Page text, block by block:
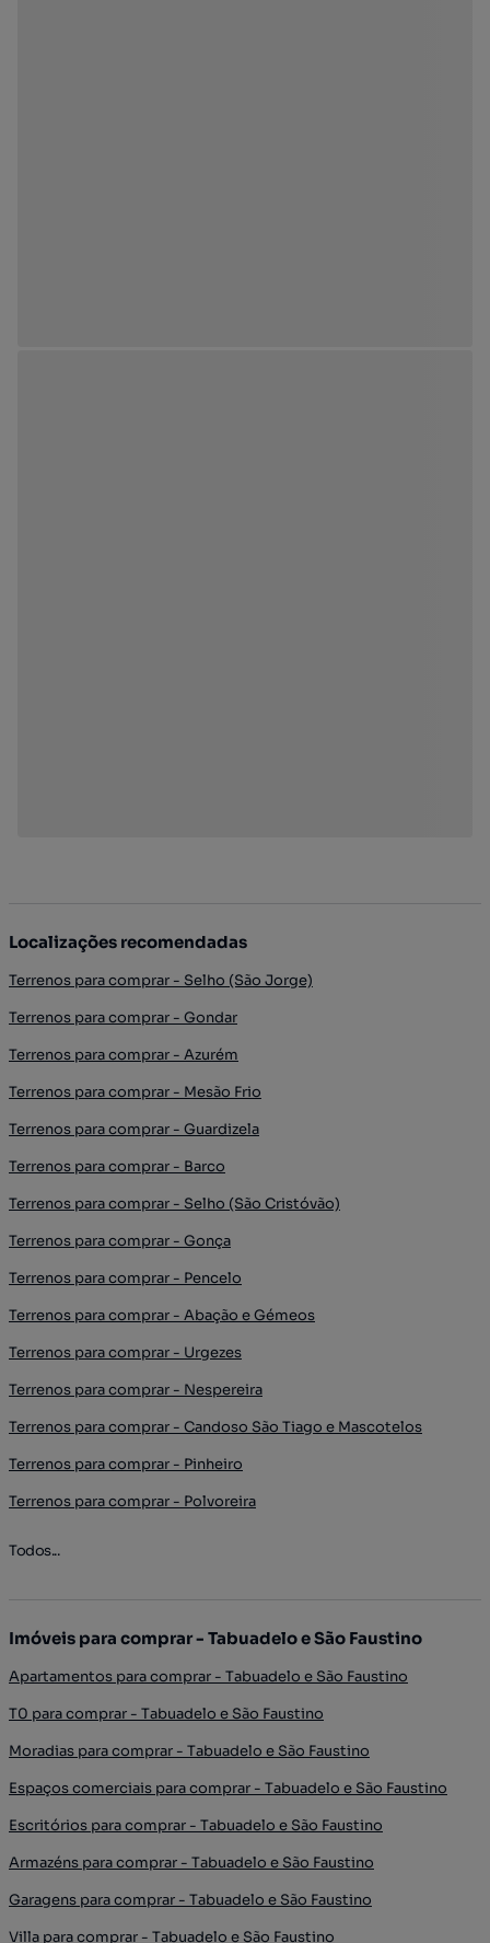
Localizações recomendadas
Terrenos para comprar - Selho (São Jorge)
Terrenos para comprar - Gondar
Terrenos para comprar - Azurém
Terrenos para comprar - Mesão Frio
Terrenos para comprar - Guardizela
Terrenos para comprar - Barco
Terrenos para comprar - Selho (São Cristóvão)
Terrenos para comprar - Gonça
Terrenos para comprar - Pencelo
Terrenos para comprar - Abação e Gémeos
Terrenos para comprar - Urgezes
Terrenos para comprar - Nespereira
Terrenos para comprar - Candoso São Tiago e Mascotelos
Terrenos para comprar - Pinheiro
Terrenos para comprar - Polvoreira
Todos...
Imóveis para comprar - Tabuadelo e São Faustino
Apartamentos para comprar - Tabuadelo e São Faustino
T0 para comprar - Tabuadelo e São Faustino
Moradias para comprar - Tabuadelo e São Faustino
Espaços comerciais para comprar - Tabuadelo e São Faustino
Escritórios para comprar - Tabuadelo e São Faustino
Armazéns para comprar - Tabuadelo e São Faustino
Garagens para comprar - Tabuadelo e São Faustino
Villa para comprar - Tabuadelo e São Faustino